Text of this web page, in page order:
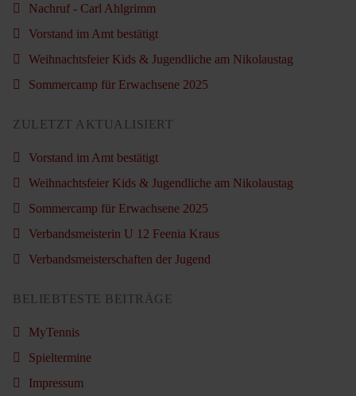
Nachruf - Carl Ahlgrimm
Vorstand im Amt bestätigt
Weihnachtsfeier Kids & Jugendliche am Nikolaustag
Sommercamp für Erwachsene 2025
ZULETZT AKTUALISIERT
Vorstand im Amt bestätigt
Weihnachtsfeier Kids & Jugendliche am Nikolaustag
Sommercamp für Erwachsene 2025
Verbandsmeisterin U 12 Feenia Kraus
Verbandsmeisterschaften der Jugend
BELIEBTESTE BEITRÄGE
MyTennis
Spieltermine
Impressum